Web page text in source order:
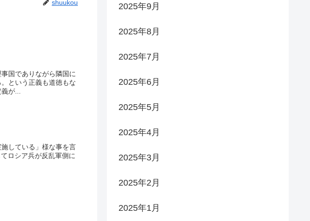
shuukou
国でありながら隣国に
という正義も道徳もな
が...
している」様な事を言
ロシア兵が反乱軍側に
2025年9月
2025年8月
2025年7月
2025年6月
2025年5月
2025年4月
2025年3月
2025年2月
2025年1月